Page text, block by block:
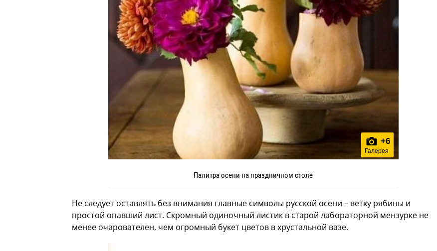
+6
Галерея
Палитра осени на праздничном столе
Не следует оставлять без внимания главные символы русской осени – ветку рябины и
простой опавший лист. Скромный одиночный листик в старой лабораторной мензурке не
менее очарователен, чем огромный букет цветов в хрустальной вазе.